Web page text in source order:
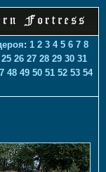
: 1 2 3 4 5 6 7 8
25 26 27 28 29 30 31
48 49 50 51 52 53 54